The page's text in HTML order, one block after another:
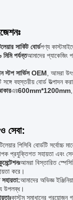
সার্কিট বোর্ডপণ্য
মিমি পর্যন্তআমাদের প্যাকেজিং
স্টপ সার্ভিস OEM , আমরা
বহুস্তরীয় বোর্ড উত্পাদন
এর600mm*1200mm
সেবা:
পিসিবি বোর্ডটি
প্রযুক্তিগত সহায়তা এবং
আমরা বিস্তারিত
করে।
আমাদের অভিজ্ঞ
উপলব্ধ।
কাস্টম সমাধানের প্রয়োজন